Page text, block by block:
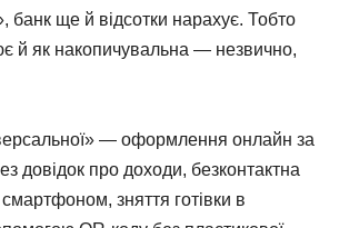
банк ще й відсотки нарахує. Тобто
й як накопичувальна — незвично,
— оформлення онлайн за
довідок про доходи, безконтактна
зняття готівки в